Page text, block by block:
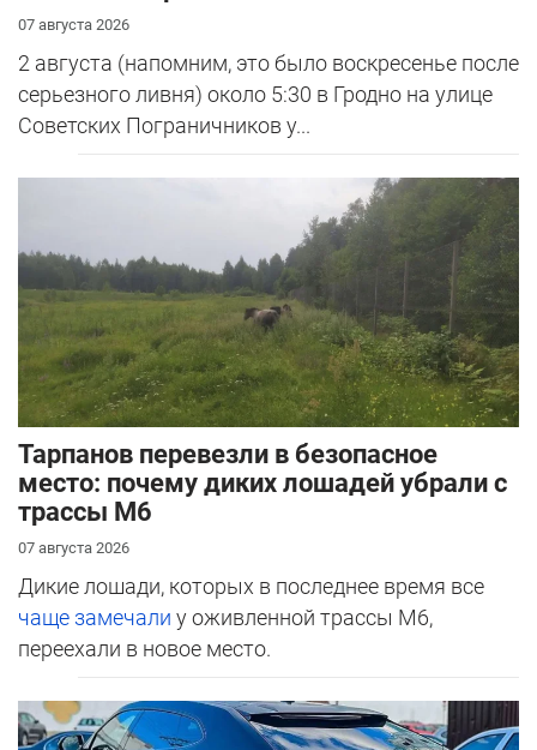
07 августа 2026
2 августа (напомним, это было воскресенье после
серьезного ливня) около 5:30 в Гродно на улице
Советских Пограничников у...
Тарпанов перевезли в безопасное
место: почему диких лошадей убрали с
трассы М6
07 августа 2026
Дикие лошади, которых в последнее время все
чаще замечали у оживленной трассы М6,
переехали в новое место.